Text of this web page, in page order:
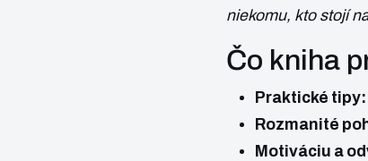
niekomu, kto stojí
Čo kniha
Praktické tipy:
Rozmanité
Motiváciu a